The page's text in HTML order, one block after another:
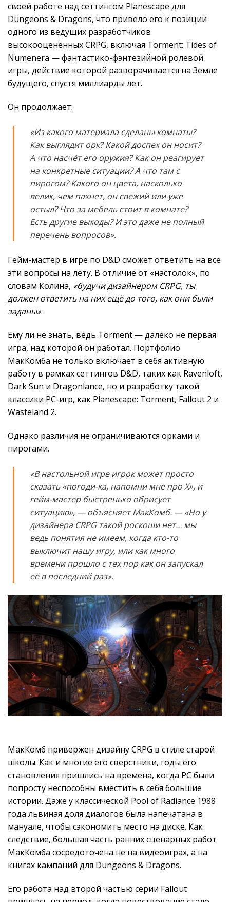
своей работе над сеттингом Planescape для
Dungeons & Dragons, что привело его к позиции
одного из ведущих разработчиков
высокооценённых CRPG, включая Torment: Tides of
Numenera — фантастико-фэнтезийной ролевой
игры, действие которой разворачивается на Земле
будущего, спустя миллиарды лет.
Он продолжает:
«Из какого материала сделаны комнаты?
Как выглядит орк? Какой доспех он носит?
А что насчёт его оружия? Как он реагирует
на конкретные ситуации? А что там с
пирогом? Какого он цвета, насколько
велик, чем пахнет, он свежий или уже
остыл? Что за мебель стоит в комнате?
Есть другие выходы? И это даже не полный
перечень вопросов».
Гейм-мастер в игре по D&D сможет ответить на все
эти вопросы на лету. В отличие от «настолок», по
словам Колина, «будучи дизайнером CRPG, ты
должен ответить на них ещё до того, как они были
заданы».
Ему ли не знать, ведь Torment — далеко не первая
игра, над которой он работал. Портфолио
МакКомба не только включает в себя активную
работу в рамках сеттингов D&D, таких как Ravenloft,
Dark Sun и Dragonlance, но и разработку такой
классики PC-игр, как Planescape: Torment, Fallout 2 и
Wasteland 2.
Однако различия не ограничиваются орками и
пирогами.
«В настольной игре игрок может просто
сказать «погоди-ка, напомни мне про X», и
гейм-мастер быстренько обрисует
ситуацию», — объясняет МакКомб. —«Но у
дизайнера CRPG такой роскоши нет… мы
ведь понятия не имеем, когда кто-то
выключит нашу игру, или как много
времени прошло с тех пор как он запускал
её в последний раз».
МакКомб привержен дизайну CRPG в стиле старой
школы. Как и многие его сверстники, годы его
становления пришлись на времена, когда PC были
попросту неспособны вместить в себя большие
истории. Даже у классической Pool of Radiance 1988
года львиная доля диалогов была напечатана в
мануале, чтобы сэкономить место на диске. Как
следствие, большая часть ранних сценарных работ
МакКомба сосредоточена не на видеоиграх, а на
книгах кампаний для Dungeons & Dragons.
Его работа над второй частью серии Fallout